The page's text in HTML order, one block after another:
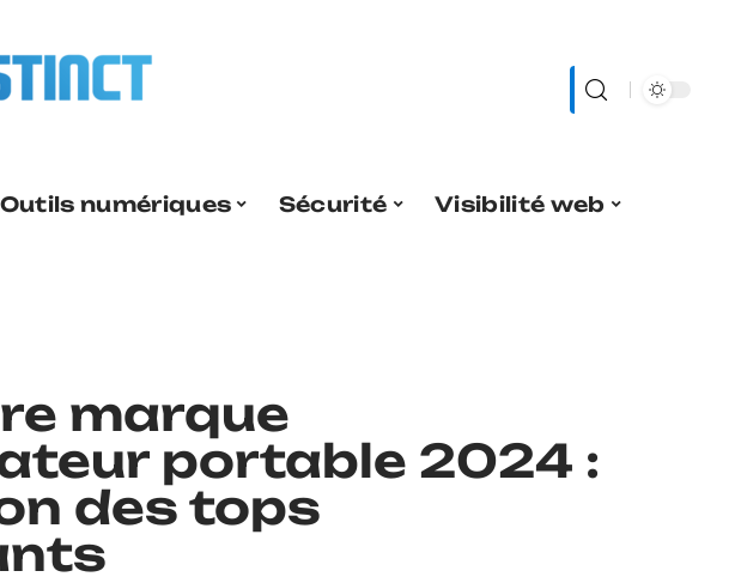
Outils numériques Sécurité Visibilité web
marque
portable 2024 :
des tops